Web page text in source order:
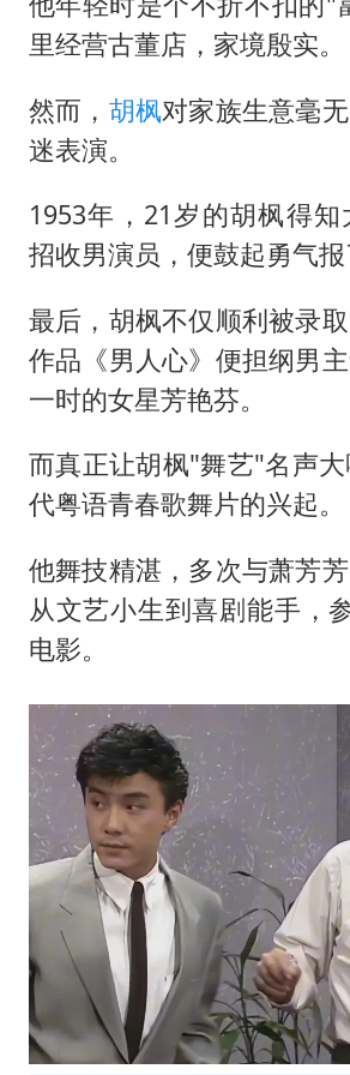
里经营古董店，家境殷实。
然而， 胡枫对家族生意毫
迷表演。
1953年，21岁的胡枫得
招收男演员，便鼓起勇气报
最后，胡枫不仅顺利被录
作品《男人心》便担纲男
一时的女星芳艳芬。
而真正让胡枫"舞艺"名声
代粤语青春歌舞片的兴起。
他舞技精湛，多次与萧芳
从文艺小生到喜剧能手，
电影。